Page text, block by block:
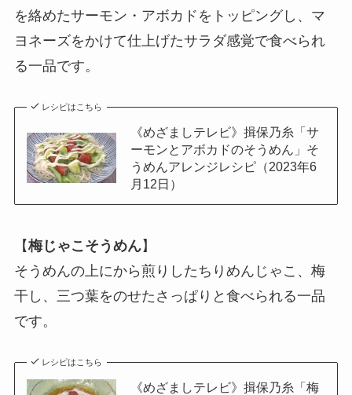
を絡めたサーモン・アボカドをトッピングし、マ
ヨネーズをかけて仕上げたサラダ感覚で食べられ
る一品です。
レシピはこちら
《めざましテレビ》揖保乃糸「サ
ーモンとアボカドのそうめん」そ
うめんアレンジレシピ（2023年6
月12日）
【梅じゃこそうめん】
そうめんの上にから煎りしたちりめんじゃこ、梅
干し、三つ葉をのせたさっぱりと食べられる一品
です。
レシピはこちら
《めざましテレビ》揖保乃糸「梅